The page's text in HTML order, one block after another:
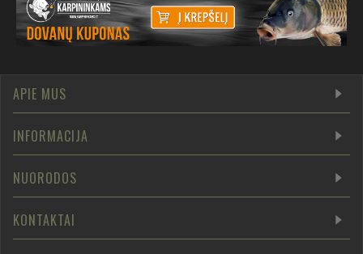
APIE MUS
INFORMACIJA
NUORODOS
KONTAKTAI